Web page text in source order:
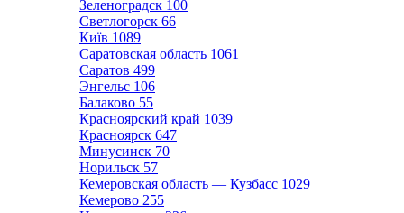
Зеленоградск 100
Светлогорск 66
Київ 1089
Саратовская область 1061
Саратов 499
Энгельс 106
Балаково 55
Красноярский край 1039
Красноярск 647
Минусинск 70
Норильск 57
Кемеровская область — Кузбасс 1029
Кемерово 255